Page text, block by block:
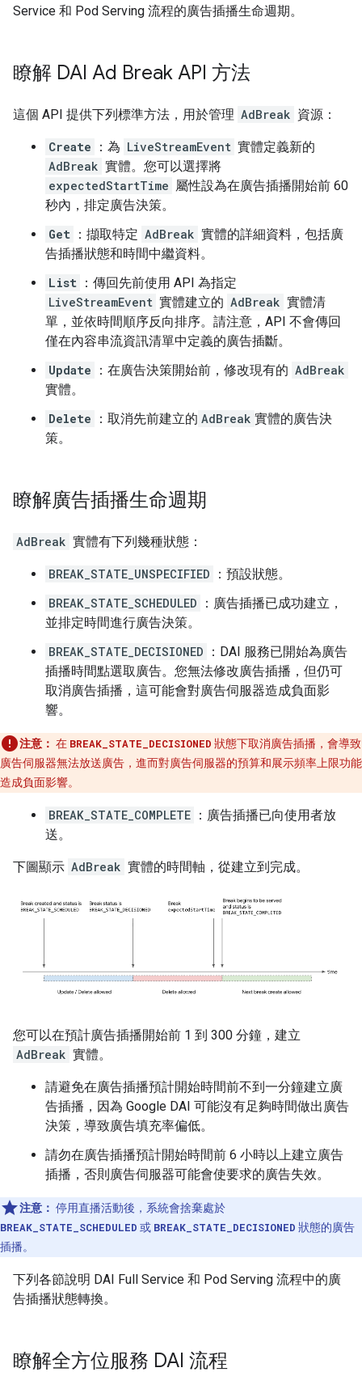
Service 和 Pod Serving 流程的廣告插播生命週期。
瞭解 DAI Ad Break API 方法
這個 API 提供下列標準方法，用於管理 AdBreak 資源：
Create ：為 LiveStreamEvent 實體定義新的
AdBreak 實體。您可以選擇將
expectedStartTime 屬性設為在廣告插播開始前 60
秒內，排定廣告決策。
Get ：擷取特定 AdBreak 實體的詳細資料，包括廣
告插播狀態和時間中繼資料。
List ：傳回先前使用 API 為指定
LiveStreamEvent 實體建立的 AdBreak 實體清
單，並依時間順序反向排序。請注意，API 不會傳回
僅在內容串流資訊清單中定義的廣告插斷。
Update
：在廣告決策開始前，修改現有的 AdBreak
實體。
Delete
：取消先前建立的 AdBreak 實體的廣告決
策。
瞭解廣告插播生命週期
AdBreak 實體有下列幾種狀態：
BREAK_STATE_UNSPECIFIED
：預設狀態。
BREAK_STATE_SCHEDULED
：廣告插播已成功建立，
並排定時間進行廣告決策。
BREAK_STATE_DECISIONED
：DAI 服務已開始為廣告
插播時間點選取廣告。您無法修改廣告插播，但仍可
取消廣告插播，這可能會對廣告伺服器造成負面影
響。
注意： 在 BREAK_STATE_DECISIONED 狀態下取消廣告插播，會導致
廣告伺服器無法放送廣告，進而對廣告伺服器的預算和展示頻率上限功能
造成負面影響。
BREAK_STATE_COMPLETE ：廣告插播已向使用者放
送。
下圖顯示 AdBreak 實體的時間軸，從建立到完成。
您可以在預計廣告插播開始前 1 到 300 分鐘，建立
AdBreak 實體。
請避免在廣告插播預計開始時間前不到一分鐘建立廣
告插播，因為 Google DAI 可能沒有足夠時間做出廣告
決策，導致廣告填充率偏低。
請勿在廣告插播預計開始時間前 6 小時以上建立廣告
插播，否則廣告伺服器可能會使要求的廣告失效。
注意： 停用直播活動後，系統會捨棄處於
BREAK_STATE_SCHEDULED 或 BREAK_STATE_DECISIONED 狀態的廣告
插播。
下列各節說明 DAI Full Service 和 Pod Serving 流程中的廣
告插播狀態轉換。
瞭解全方位服務 DAI 流程